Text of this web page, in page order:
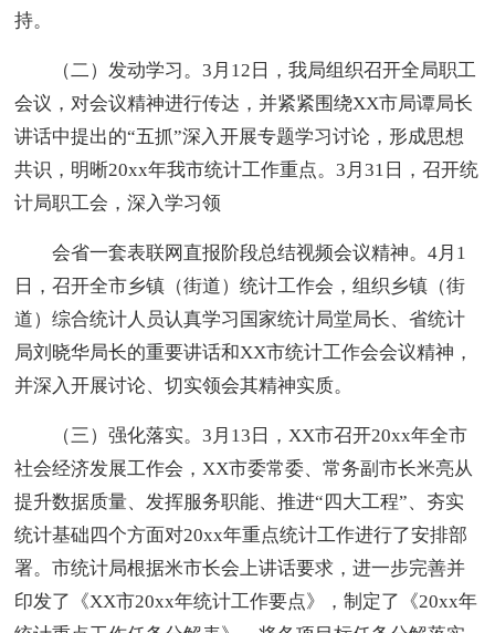
持。
（二）发动学习。3月12日，我局组织召开全局职工
会议，对会议精神进行传达，并紧紧围绕XX市局谭局长
讲话中提出的“五抓”深入开展专题学习讨论，形成思想
共识，明晰20xx年我市统计工作重点。3月31日，召开统
计局职工会，深入学习领
会省一套表联网直报阶段总结视频会议精神。4月1
日，召开全市乡镇（街道）统计工作会，组织乡镇（街
道）综合统计人员认真学习国家统计局堂局长、省统计
局刘晓华局长的重要讲话和XX市统计工作会会议精神，
并深入开展讨论、切实领会其精神实质。
（三）强化落实。3月13日，XX市召开20xx年全市
社会经济发展工作会，XX市委常委、常务副市长米亮从
提升数据质量、发挥服务职能、推进“四大工程”、夯实
统计基础四个方面对20xx年重点统计工作进行了安排部
署。市统计局根据米市长会上讲话要求，进一步完善并
印发了《XX市20xx年统计工作要点》，制定了《20xx年